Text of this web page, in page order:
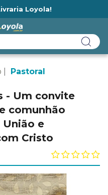
Loyola!
Pastoral
- Um convite
comunhão
e
Cristo